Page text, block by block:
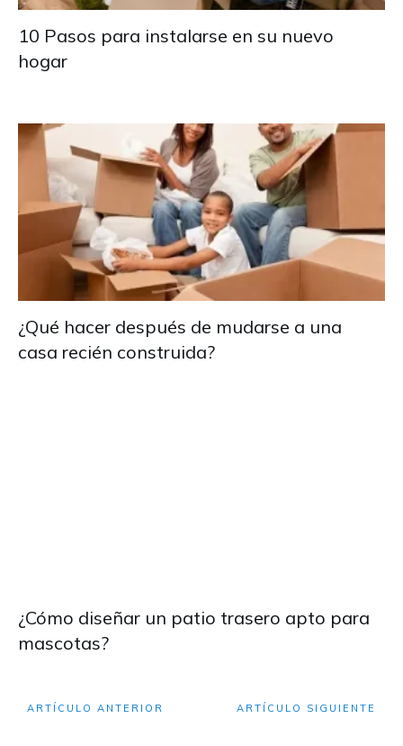
10 Pasos para instalarse en su nuevo
hogar
¿Qué hacer después de mudarse a una
casa recién construida?
¿Cómo diseñar un patio trasero apto para
mascotas?
ARTÍCULO ANTERIOR ARTÍCULO SIGUIENTE